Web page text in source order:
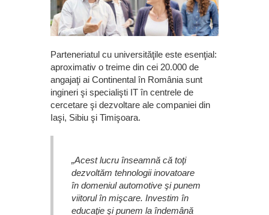
Parteneriatul cu universităţile este esenţial:
aproximativ o treime din cei 20.000 de
angajaţi ai Continental în România sunt
ingineri şi specialişti IT în centrele de
cercetare şi dezvoltare ale companiei din
Iaşi, Sibiu şi Timişoara.
„Acest lucru înseamnă că toţi
dezvoltăm tehnologii inovatoare
în domeniul automotive şi punem
viitorul în mişcare. Investim în
educaţie şi punem la îndemână